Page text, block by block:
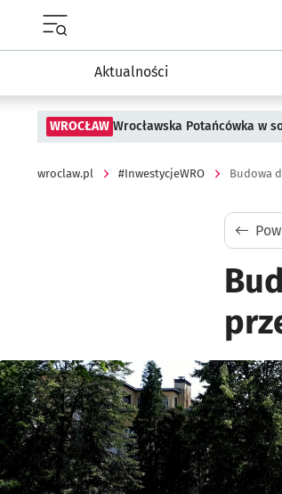
Aktualności
WROCŁAW Wrocławska Potańcówka w
wroclaw.pl #InwestycjeWRO